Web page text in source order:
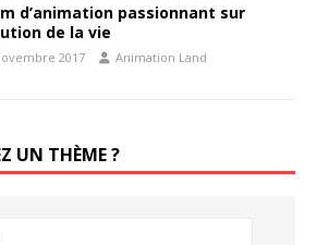
d’animation passionnant sur
de la vie
2017 Animation Land
UN THÈME ?